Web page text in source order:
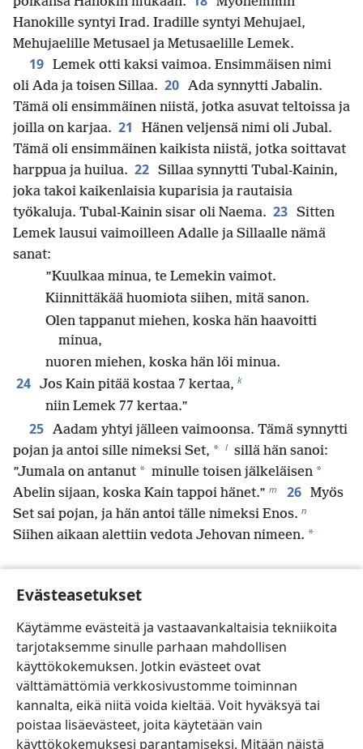
Evästeasetukset
Käytämme evästeitä ja vastaavankaltaisia tekniikoita
tarjotaksemme sinulle parhaan mahdollisen
käyttökokemuksen. Jotkin evästeet ovat
välttämättömiä verkkosivustomme toiminnan
kannalta, eikä niitä voida kieltää. Voit hyväksyä tai
poistaa lisäevästeet, joita käytetään vain
käyttökokemuksesi parantamiseksi. Mitään näistä
Hanokille syntyi Irad. Iradille syntyi Mehujael,
Mehujaelille Metusael ja Metusaelille Lemek.
19 Lemek otti kaksi vaimoa. Ensimmäisen nimi
oli Ada ja toisen Sillaa. 20 Ada synnytti Jabalin.
Tämä oli ensimmäinen niistä, jotka asuvat teltoissa ja
joilla on karjaa. 21
Hänen veljensä nimi oli Jubal.
Tämä oli ensimmäinen kaikista niistä, jotka soittavat
harppua ja huilua. 22 Sillaa synnytti Tubal-Kainin,
joka takoi kaikenlaisia kuparisia ja rautaisia
työkaluja. Tubal-Kainin sisar oli Naema. 23 Sitten
Lemek lausui vaimoilleen Adalle ja Sillaalle nämä
sanat:
”Kuulkaa minua, te Lemekin vaimot.
Kiinnittäkää huomiota siihen, mitä sanon.
Olen tappanut miehen, koska hän haavoitti
minua,
nuoren miehen, koska hän löi minua.
24 Jos Kain pitää kostaa 7 kertaa, k
niin Lemek 77 kertaa.”
25 Aadam yhtyi jälleen vaimoonsa. Tämä synnytti
pojan ja antoi sille nimeksi Set, * l sillä hän sanoi:
”Jumala on antanut * minulle toisen jälkeläisen *
Abelin sijaan, koska Kain tappoi hänet.” m 26 Myös
Set sai pojan, ja hän antoi tälle nimeksi Enos. n
Siihen aikaan alettiin vedota Jehovan nimeen. *
Edellinen
Tämän julkaisun tekijänoikeudet
Copyright© 2026Watch Tower Bible and Tract Society of
Pennsylvania.
KÄYTTÖEHDOT
TIETOSUOJAKÄYTÄNTÖ | EVÄSTEASETUKSET